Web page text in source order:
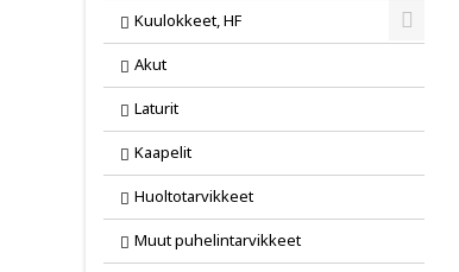
Kuulokkeet, HF
Toggle
Akut
Laturit
Kaapelit
Huoltotarvikkeet
Muut puhelintarvikkeet